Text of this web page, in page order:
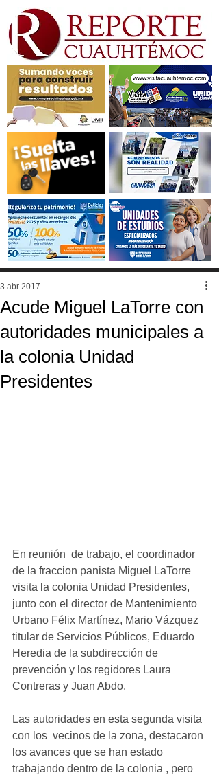
Acude Miguel LaTorre con
autoridades municipales a
la colonia Unidad
Presidentes
3 abr 2017
En reunión  de trabajo, el coordinador
de la fraccion panista Miguel LaTorre
visita la colonia Unidad Presidentes,
junto con el director de Mantenimiento
Urbano Félix Martínez, Mario Vázquez
titular de Servicios Públicos, Eduardo
Heredia de la subdirección de
prevención y los regidores Laura
Contreras y Juan Abdo.
Las autoridades en esta segunda visita
con los  vecinos de la zona, destacaron
los avances que se han estado
trabajando dentro de la colonia , pero